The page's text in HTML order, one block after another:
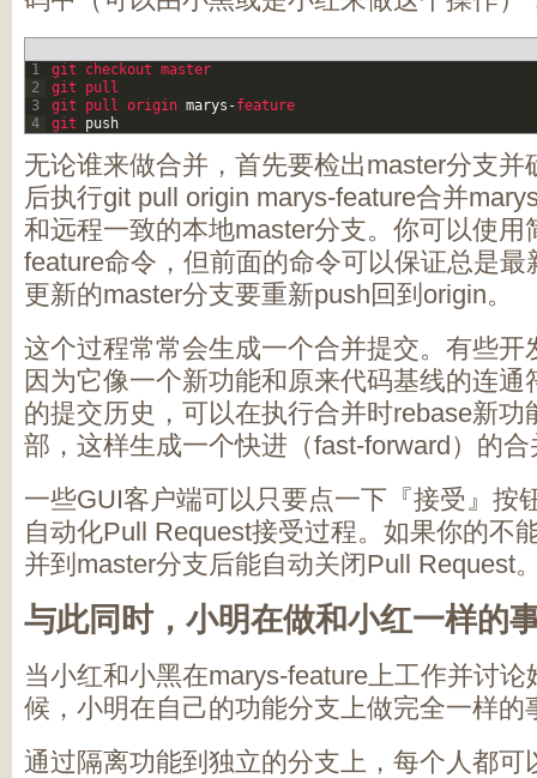
1
2
3
4
git checkout master
git pull
git pull origin marys -feature
git push
无论谁来做合并，首先要检出master分支
后执行git pull origin marys-feature合并
和远程一致的本地master分支。你可以使用
feature命令，但前面的命令可以保证总是
更新的master分支要重新push回到origin。
这个过程常常会生成一个合并提交。有些开
因为它像一个新功能和原来代码基线的连
的提交历史，可以在执行合并时rebase新功
部，这样生成一个快进（fast-forward）的合
一些GUI客户端可以只要点一下『接受』按
自动化Pull Request接受过程。如果你的不
并到master分支后能自动关闭Pull Request
与此同时，小明在做和小红一样的
当小红和小黑在marys-feature上工作并讨
候，小明在自己的功能分支上做完全一样的
通过隔离功能到独立的分支上，每个人都可